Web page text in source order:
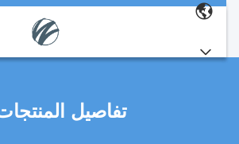
تفاصيل المنتجات